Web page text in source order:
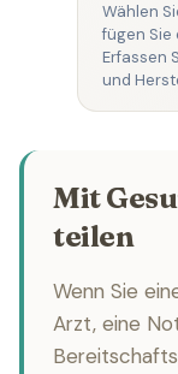
Wählen
fügen
Erfassen
und
Mit
teilen
Wenn Sie
Arzt, eine